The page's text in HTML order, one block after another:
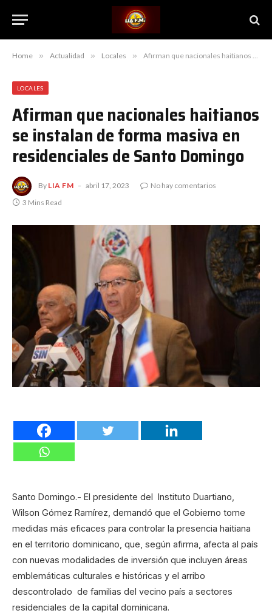
Home » Actualidad » Locales » Afirman que nacionales haitianos se instalan de forma masiva en residenciales de Santo Domingo
LOCALES
Afirman que nacionales haitianos
se instalan de forma masiva en
residenciales de Santo Domingo
By LIA FM abril 17, 2023
No hay comentarios
3 Mins Read
Santo Domingo.- El presidente del Instituto Duartiano,
Wilson Gómez Ramírez, demandó que el Gobierno tome
medidas más eficaces para controlar la presencia haitiana
en el territorio dominicano, que, según afirma, afecta al país
con nuevas modalidades de inversión que incluyen áreas
emblemáticas culturales e históricas y el arribo
descontrolado de familias del vecino país a sectores
residenciales de la capital dominicana.